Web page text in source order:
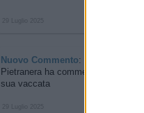
Nuovo Commento:
Pietranera ha commentato
sua vaccata